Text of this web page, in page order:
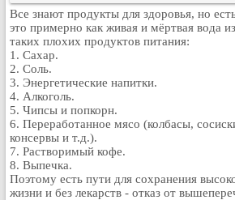
Вход с 7ooo.ru
Регистрация
Забыли пароль?
Данные авторизации одинаковые с
сайтом 7ooo.ru
Форумы
Главная
Поиск
Новые сообщения
Все знают продукты для здоровья, но
это примерно как живая и мёртвая вода
таких плохих продуктов питания:
1. Сахар.
2. Соль.
3. Энергетические напитки.
4. Алкоголь.
5. Чипсы и попкорн.
6. Переработанное мясо (колбасы,
консервы и т.д.).
7. Растворимый кофе.
8. Выпечка.
Поэтому есть пути для сохранения
жизни и без лекарств - отказ от